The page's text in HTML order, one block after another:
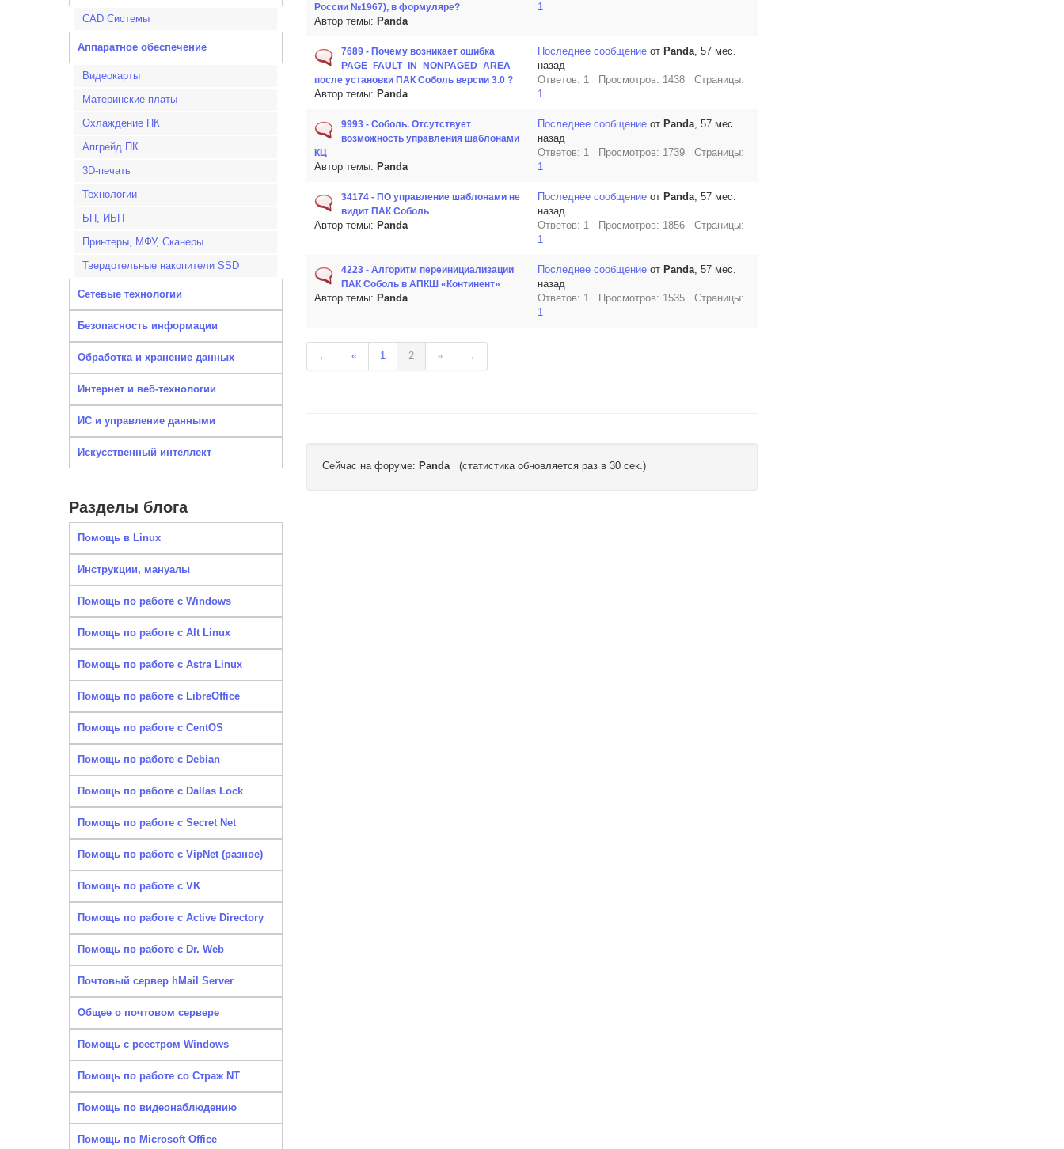
CAD Системы
Аппаратное обеспечение
Видеокарты
Материнские платы
Охлаждение ПК
Апгрейд ПК
3D-печать
Технологии
БП, ИБП
Принтеры, МФУ, Сканеры
Твердотельные накопители SSD
Сетевые технологии
Безопасность информации
Обработка и хранение данных
Интернет и веб-технологии
ИС и управление данными
Искусственный интеллект
Разделы блога
Помощь в Linux
Инструкции, мануалы
Помощь по работе с Windows
Помощь по работе с Alt Linux
Помощь по работе с Astra Linux
Помощь по работе с LibreOffice
Помощь по работе с CentOS
Помощь по работе с Debian
Помощь по работе с Dallas Lock
Помощь по работе с Secret Net
Помощь по работе с VipNet (разное)
Помощь по работе с VK
Помощь по работе с Active Directory
Помощь по работе с Dr. Web
Почтовый сервер hMail Server
Общее о почтовом сервере
Помощь с реестром Windows
Помощь по работе со Страж NT
Помощь по видеонаблюдению
Помощь по Microsoft Office
России №1967), в формуляре?
Автор темы: Panda
1
7689 - Почему возникает ошибка
PAGE_FAULT_IN_NONPAGED_AREA
после установки ПАК Соболь версии 3.0 ?
Автор темы: Panda
Последнее сообщение от Panda, 57 мес.
назад
Ответов: 1 Просмотров: 1438 Страницы:
1
9993 - Соболь. Отсутствует
возможность управления шаблонами
КЦ
Автор темы: Panda
Последнее сообщение от Panda, 57 мес.
назад
Ответов: 1 Просмотров: 1739 Страницы:
1
34174 - ПО управление шаблонами не
видит ПАК Соболь
Автор темы: Panda
Последнее сообщение от Panda, 57 мес.
назад
Ответов: 1 Просмотров: 1856 Страницы:
1
4223 - Алгоритм переинициализации
ПАК Соболь в АПКШ «Континент»
Автор темы: Panda
Последнее сообщение от Panda, 57 мес.
назад
Ответов: 1 Просмотров: 1535 Страницы:
1
← « 1 2 » →
Сейчас на форуме: Panda(статистика обновляется раз в 30 сек.)